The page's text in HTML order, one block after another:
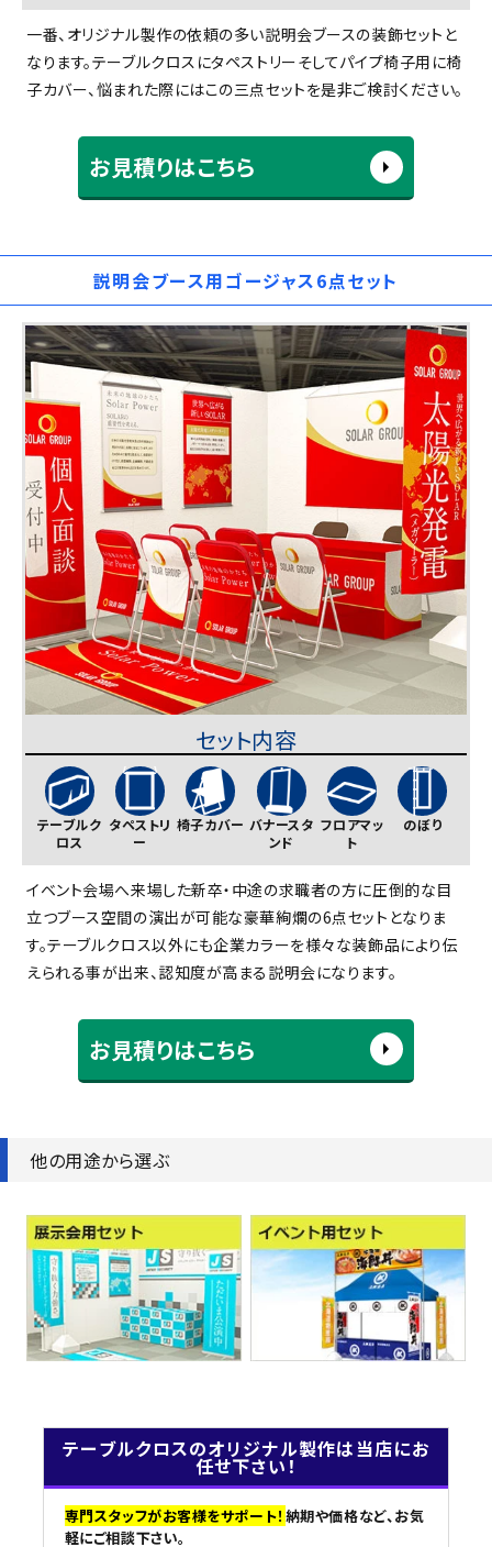
一番、オリジナル製作の依頼の多い説明会ブースの装飾セットと
なります。テーブルクロスにタペストリーそしてパイプ椅子用に椅
子カバー、悩まれた際にはこの三点セットを是非ご検討ください。
お見積りはこちら
説明会ブース用ゴージャス6点セット
セット内容
テーブルク
ロス
タペストリ
ー
椅子カバー バナースタ
ンド
フロアマッ
ト
のぼり
イベント会場へ来場した新卒・中途の求職者の方に圧倒的な目
立つブース空間の演出が可能な豪華絢爛の6点セットとなりま
す。テーブルクロス以外にも企業カラーを様々な装飾品により伝
えられる事が出来、認知度が高まる説明会になります。
お見積りはこちら
他の用途から選ぶ
テーブルクロスのオリジナル製作は当店にお
任せ下さい！
専門スタッフがお客様をサポート！ 納期や価格など、お気
軽にご相談下さい。